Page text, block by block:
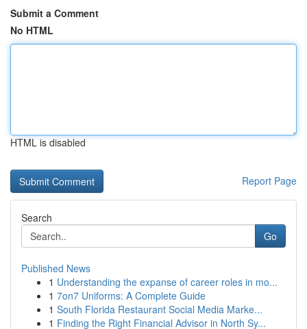
Submit a Comment
No HTML
HTML is disabled
Report Page
Search
Go
Published News
1 Understanding the expanse of career roles in mo...
1 7on7 Uniforms: A Complete Guide
1 South Florida Restaurant Social Media Marke...
1 Finding the Right Financial Advisor in North Sy...